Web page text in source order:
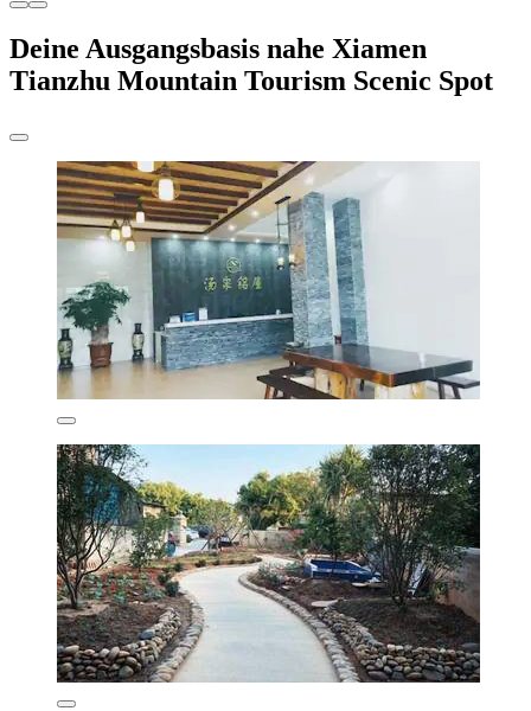
Deine Ausgangsbasis nahe Xiamen
Tianzhu Mountain Tourism Scenic Spot